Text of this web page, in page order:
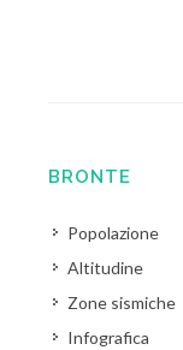
BRONTE
Popolazione
Altitudine
Zone sismiche
Infografica